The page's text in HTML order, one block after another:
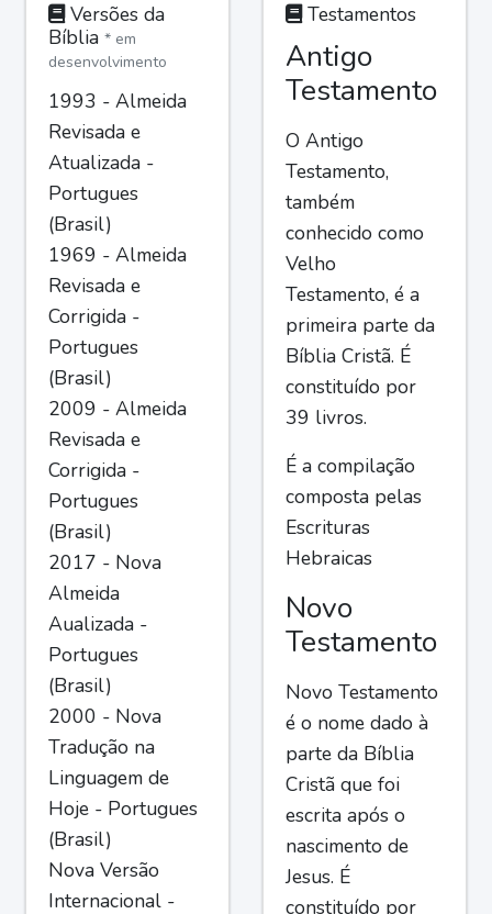
Versões da
Bíblia * em
desenvolvimento
1993 - Almeida
Revisada e
Atualizada -
Portugues
(Brasil)
1969 - Almeida
Revisada e
Corrigida -
Portugues
(Brasil)
2009 - Almeida
Revisada e
Corrigida -
Portugues
(Brasil)
2017 - Nova
Almeida
Aualizada -
Portugues
(Brasil)
2000 - Nova
Tradução na
Linguagem de
Hoje - Portugues
(Brasil)
Nova Versão
Internacional -
Testamentos
Antigo
Testamento
O Antigo
Testamento,
também
conhecido como
Velho
Testamento, é a
primeira parte da
Bíblia Cristã. É
constituído por
39 livros.
É a compilação
composta pelas
Escrituras
Hebraicas
Novo
Testamento
Novo Testamento
é o nome dado à
parte da Bíblia
Cristã que foi
escrita após o
nascimento de
Jesus. É
constituído por